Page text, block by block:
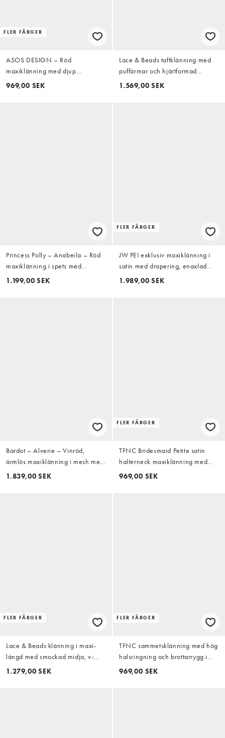
FLER FÄRGER
ASOS DESIGN – Röd
maxiklänning med djup
urringning, breda manschetter
969,00 SEK
Lace & Beads taftklänning med
puffärmar och hjärtformad
ringning i rött
1.569,00 SEK
Princess Polly – Anabeila – Röd
maxiklänning i spets med
bardotringning och snurrad knut
1.199,00 SEK
FLER FÄRGER
JW PEI exklusiv maxiklänning i
satin med drapering, enaxlad
och asymmetrisk i burgundy
1.989,00 SEK
Bardot – Alverie – Vinröd,
ärmlös maxiklänning i mesh med
scarfdetalj och rysch
1.839,00 SEK
FLER FÄRGER
TFNC Bridesmaid Petite satin
halterneck maxiklänning med
veckdetalj i burgundy
969,00 SEK
FLER FÄRGER
Lace & Beads klänning i maxi-
längd med smockad midja, v-
ringning, mesh och utsvängda
1.279,00 SEK
FLER FÄRGER
TFNC sammetsklänning med hög
halsringning och brottarrygg i
burgundy
969,00 SEK